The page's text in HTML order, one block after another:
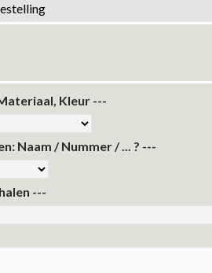
1.416,53€
Kleur ---
Naam / Nummer / ... ? ---
---